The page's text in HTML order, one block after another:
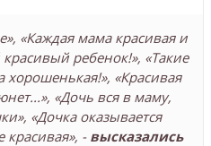
«Каждая мама красивая и
ребенок!», «Такие
хорошенькая!», «Красивая
«Дочь вся в маму,
«Дочка оказывается
красивая», - высказались